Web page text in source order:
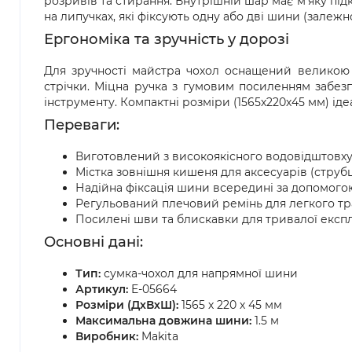
на липучках, які фіксують одну або дві шини
Ергономіка та зручність у дорозі
Для зручності майстра чохол оснащений
стрічки. Міцна ручка з гумовим посиленням
інструменту. Компактні розміри (1565х220х45 мм)
Переваги:
Виготовлений з високоякісного
Містка зовнішня кишеня для аксесуарів
Надійна фіксація шини всередині за
Регульований плечовий ремінь для легкого
Посилені шви та блискавки для тривалої
Основні дані:
Тип: сумка-чохол для напрямної шини
Артикул: E-05664
Розміри (ДхВхШ): 1565 х 220 х 45 мм
Максимальна довжина шини: 1.5 м
Виробник: Makita